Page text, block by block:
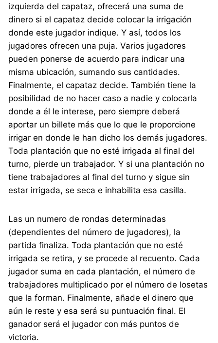
izquierda del capataz, ofrecerá una suma de
dinero si el capataz decide colocar la irrigación
donde este jugador indique. Y así, todos los
jugadores ofrecen una puja. Varios jugadores
pueden ponerse de acuerdo para indicar una
misma ubicación, sumando sus cantidades.
Finalmente, el capataz decide. También tiene la
posibilidad de no hacer caso a nadie y colocarla
donde a él le interese, pero siempre deberá
aportar un billete más que lo que le proporcione
irrigar en donde le han dicho los demás jugadores.
Toda plantación que no esté irrigada al final del
turno, pierde un trabajador. Y si una plantación no
tiene trabajadores al final del turno y sigue sin
estar irrigada, se seca e inhabilita esa casilla.
Las un numero de rondas determinadas
(dependientes del número de jugadores), la
partida finaliza. Toda plantación que no esté
irrigada se retira, y se procede al recuento. Cada
jugador suma en cada plantación, el número de
trabajadores multiplicado por el número de losetas
que la forman. Finalmente, añade el dinero que
aún le reste y esa será su puntuación final. El
ganador será el jugador con más puntos de
victoria.